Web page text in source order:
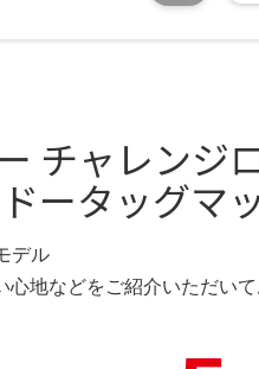
チャレンジ
ータッグマ
デル
地などをご紹介いただいて